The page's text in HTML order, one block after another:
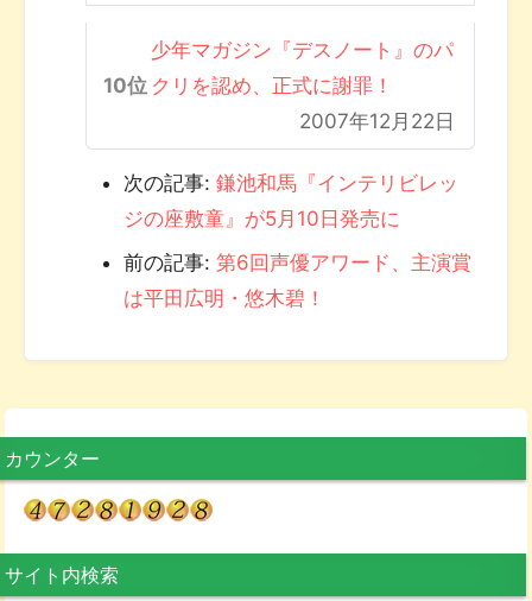
少年マガジン『デスノート』のパ
クリを認め、正式に謝罪！
2007年12月22日
次の記事: 鎌池和馬『インテリビレッ
ジの座敷童』が5月10日発売に
前の記事: 第6回声優アワード、主演賞
は平田広明・悠木碧！
カウンター
サイト内検索